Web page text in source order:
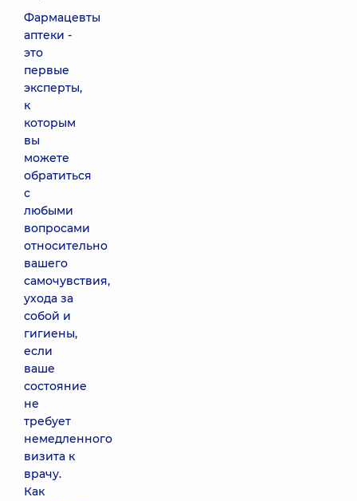
Фармацевты
аптеки -
это
первые
эксперты,
к
которым
вы
можете
обратиться
с
любыми
вопросами
относительно
вашего
самочувствия,
ухода за
собой и
гигиены,
если
ваше
состояние
не
требует
немедленного
визита к
врачу.
Как